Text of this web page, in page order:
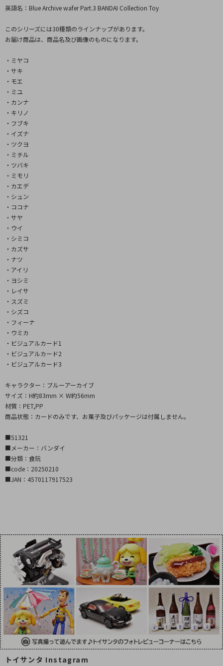
英語名：Blue Archive wafer Part.3 BANDAI Collection Toy
このシリーズには30種類のラインナップがあります。
お届け商品は、商品名及び画像のものになります。
・ミヤコ
・サキ
・モエ
・ミユ
・カンナ
・キリノ
・フブキ
・イズナ
・ツクヨ
・ミチル
・ツバキ
・ミモリ
・カエデ
・シュン
・ココナ
・サヤ
・ウイ
・シミコ
・カズサ
・ナツ
・アイリ
・ヨシミ
・レイサ
・スズミ
・シズコ
・フィーナ
・ウミカ
・ビジュアルカード1
・ビジュアルカード2
・ビジュアルカード3
キャラクター：ブルーアーカイブ
サイズ：H約83mm × W約56mm
材質：PET,PP
商品状態：カードのみです、お菓子及びパッケージは付属しません。
■51321
■メーカー：バンダイ
■分類：食玩
■code：20250210
■JAN：4570117917523
トイサンタ Instagram